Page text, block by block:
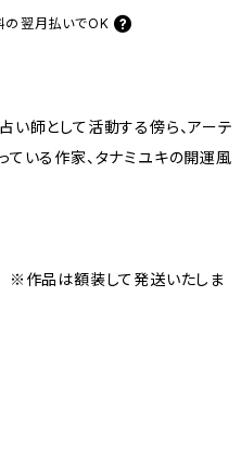
の 翌月払いでOK
い師として活動する傍ら、アーテ
ている作家、タナミユキの開運風
作品は額装して発送いたしま